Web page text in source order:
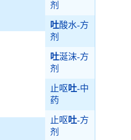
剂
吐酸水-方
剂
吐涎沫-方
剂
止呕吐-中
药
止呕吐-方
剂